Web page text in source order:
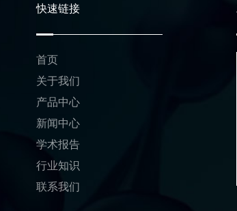
快速链接
首页
关于我们
产品中心
新闻中心
学术报告
行业知识
联系我们